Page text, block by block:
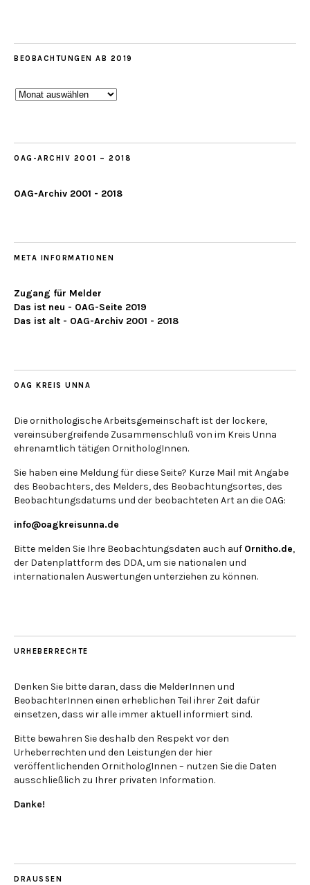
BEOBACHTUNGEN AB 2019
Beobachtungen
OAG-ARCHIV 2001 – 2018
OAG-Archiv 2001 - 2018
META INFORMATIONEN
Zugang für Melder
Das ist neu - OAG-Seite 2019
Das ist alt - OAG-Archiv 2001 - 2018
OAG KREIS UNNA
Die ornithologische Arbeitsgemeinschaft ist der lockere,
vereinsübergreifende Zusammenschluß von im Kreis Unna
ehrenamtlich tätigen OrnithologInnen.
Sie haben eine Meldung für diese Seite? Kurze Mail mit Angabe
des Beobachters, des Melders, des Beobachtungsortes, des
Beobachtungsdatums und der beobachteten Art an die OAG:
info@oagkreisunna.de
Bitte melden Sie Ihre Beobachtungsdaten auch auf Ornitho.de,
der Datenplattform des DDA, um sie nationalen und
internationalen Auswertungen unterziehen zu können.
URHEBERRECHTE
Denken Sie bitte daran, dass die MelderInnen und
BeobachterInnen einen erheblichen Teil ihrer Zeit dafür
einsetzen, dass wir alle immer aktuell informiert sind.
Bitte bewahren Sie deshalb den Respekt vor den
Urheberrechten und den Leistungen der hier
veröffentlichenden OrnithologInnen – nutzen Sie die Daten
ausschließlich zu Ihrer privaten Information.
Danke!
DRAUSSEN